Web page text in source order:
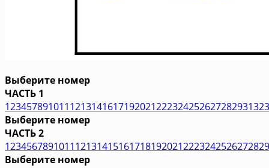
Выберите номер
ЧАСТЬ 1
123457891011121314161719202122232425262728293132
Выберите номер
ЧАСТЬ 2
1234567891011121314151617181920212223242526272829
Выберите номер